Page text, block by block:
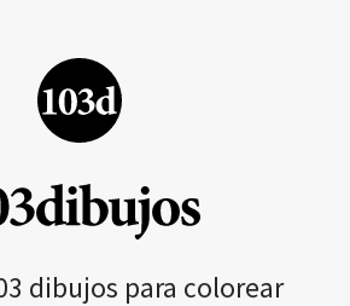
dibujos para colorear